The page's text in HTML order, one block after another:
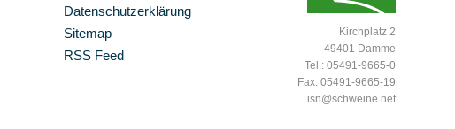
Datenschutzerklärung
Sitemap
RSS Feed
Kirchplatz 2
49401 Damme
Tel.: 05491-9665-0
Fax: 05491-9665-19
isn@schweine.net